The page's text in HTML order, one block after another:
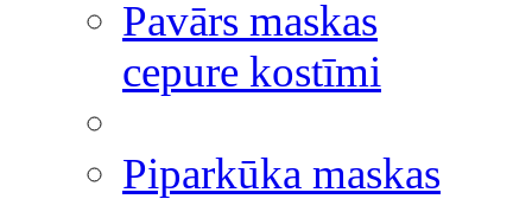
Pavārs maskas
cepure kostīmi
Piparkūka maskas